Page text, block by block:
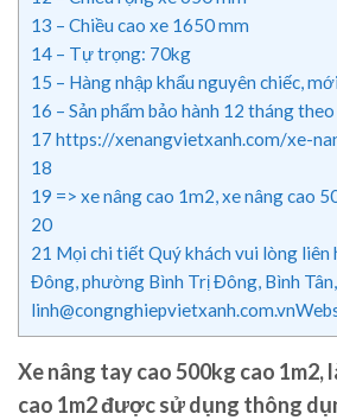
13 – Chiều cao xe 1650 mm
14 – Tự trọng: 70kg
15 – Hàng nhập khẩu nguyên chiếc,
16 – Sản phẩm bảo hành 12 tháng
17 https://xenangvietxanh.com/xe-
18
19 => xe nâng cao 1m2, xe nâng cao
20
21 Mọi chi tiết Quý khách vui lòng
Đông, phường Bình Trị Đông, Bình
Xe nâng tay cao 500kg cao 1m2,
cao 1m2 được sử dụng thông